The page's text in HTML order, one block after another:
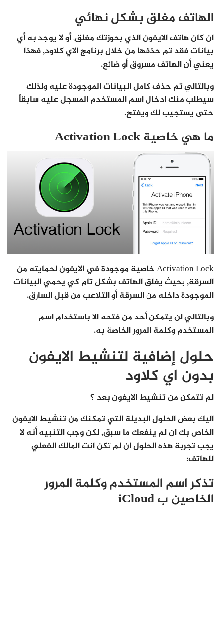
الهاتف مغلق بشكل نهائي
ان كان هاتف الايفون الذي بحوزتك مغلق, أو لا يوجد به أي
بيانات فقد تم حذفها من خلال برنامج الاي كلاود, فهذا
يعني أن الهاتف مسروق أو ضائع.
وبالتالي تم حذف كامل البيانات الموجودة عليه ولذلك
سيطلب منك ادخال اسم المستخدم المسجل عليه سابقاً
حتى يستجيب لك ويفتح.
ما هي خاصية Activation Lock
Activation Lock خاصية موجودة في الايفون لحمايته من
السرقة, بحيث يغلق الهاتف بشكل تام كي يحمي البيانات
الموجودة داخله من السرقة أو التلاعب من قبل السارق.
وبالتالي لن يتمكن أحد من فتحه الا باستخدام اسم
المستخدم وكلمة المرور الخاصة به.
حلول إضافية لتنشيط الايفون
بدون اي كلاود
لم تتمكن من تنشيط الايفون بعد ؟
اليك بعض الحلول البديلة التي تمكنك من تنشيط الايفون
الخاص بك ان لم ينفعك ما سبق, لكن وجب التنبيه أنه لا
يجب تجربة هذه الحلول ان لم تكن انت المالك الفعلي
للهاتف:
تذكر اسم المستخدم وكلمة المرور
الخاصين ب iCloud